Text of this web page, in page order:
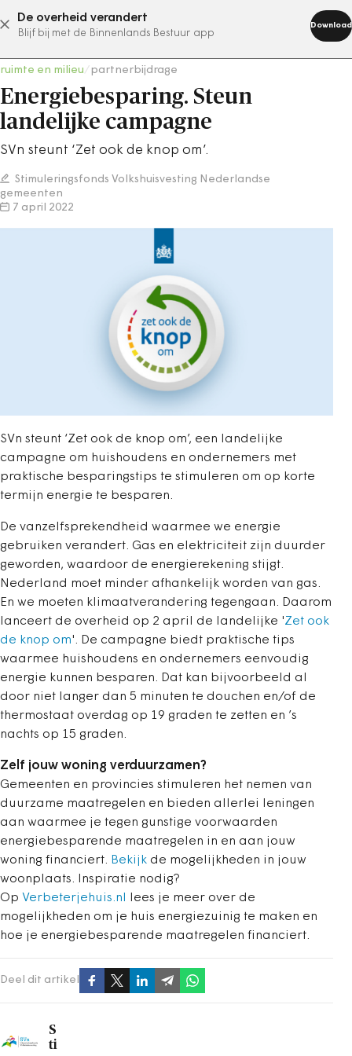
De overheid verandert
Blijf bij met de Binnenlands Bestuur app
Download
ruimte en milieu partnerbijdrage
Energiebesparing. Steun
landelijke campagne
SVn steunt ‘Zet ook de knop om’.
Stimuleringsfonds Volkshuisvesting Nederlandse
gemeenten
7 april 2022
SVn steunt ‘Zet ook de knop om’, een landelijke
campagne om huishoudens en ondernemers met
praktische besparingstips te stimuleren om op korte
termijn energie te besparen.
De vanzelfsprekendheid waarmee we energie
gebruiken verandert. Gas en elektriciteit zijn duurder
geworden, waardoor de energierekening stijgt.
Nederland moet minder afhankelijk worden van gas.
En we moeten klimaatverandering tegengaan. Daarom
lanceert de overheid op 2 april de landelijke 'Zet ook
de knop om'. De campagne biedt praktische tips
waarmee huishoudens en ondernemers eenvoudig
energie kunnen besparen. Dat kan bijvoorbeeld al
door niet langer dan 5 minuten te douchen en/of de
thermostaat overdag op 19 graden te zetten en ’s
nachts op 15 graden.
Zelf jouw woning verduurzamen?
Gemeenten en provincies stimuleren het nemen van
duurzame maatregelen en bieden allerlei leningen
aan waarmee je tegen gunstige voorwaarden
energiebesparende maatregelen in en aan jouw
woning financiert. Bekijk de mogelijkheden in jouw
woonplaats. Inspiratie nodig?
Op Verbeterjehuis.nl
lees je meer over de
mogelijkheden om je huis energiezuinig te maken en
hoe je energiebesparende maatregelen financiert.
Deel dit artikel
S
ti